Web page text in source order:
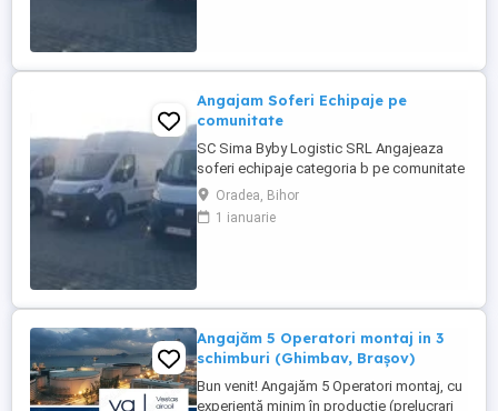
0740816788 ...
Angajam Soferi Echipaje pe
comunitate
SC Sima Byby Logistic SRL Angajeaza
soferi echipaje categoria b pe comunitate
Se sta plecat 2 luni cu 2 săptămâni acasa
Pe mașini dube de 3.5t Fiat, Ford și
Renault Se face toată Europa Nu se
0740816788 ...
Oradea, Bihor
1 ianuarie
Angajăm 5 Operatori montaj in 3
schimburi (Ghimbav, Brașov)
Bun venit! Angajăm 5 Operatori montaj, cu
experiență minim în productie (prelucrari